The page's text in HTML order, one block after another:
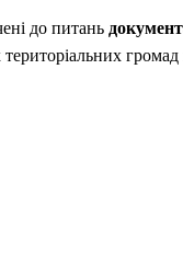
до питань
громад